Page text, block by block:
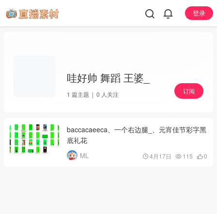
登录
哇好帅 舞蹈 王婆_
1 篇主题 | 0 人关注 订阅
baccacaeeca、一个右边腿_、元宵佳节彩字黑
底礼花
ML 4月17日 115 0